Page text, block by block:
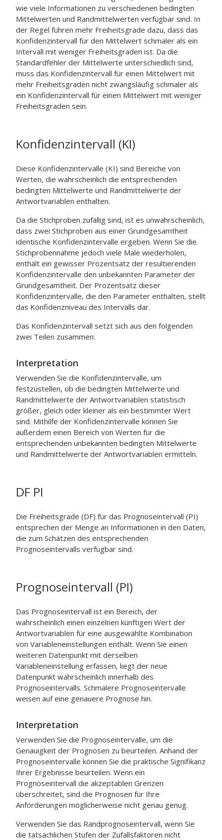
wie viele Informationen zu verschiedenen bedingten
Mittelwerten und Randmittelwerten verfügbar sind. In
der Regel führen mehr Freiheitsgrade dazu, dass das
Konfidenzintervall für den Mittelwert schmaler als ein
Intervall mit weniger Freiheitsgraden ist. Da die
Standardfehler der Mittelwerte unterschiedlich sind,
muss das Konfidenzintervall für einen Mittelwert mit
mehr Freiheitsgraden nicht zwangsläufig schmaler als
ein Konfidenzintervall für einen Mittelwert mit weniger
Freiheitsgraden sein.
Konfidenzintervall (KI)
Diese Konfidenzintervalle (KI) sind Bereiche von
Werten, die wahrscheinlich die entsprechenden
bedingten Mittelwerte und Randmittelwerte der
Antwortvariablen enthalten.
Da die Stichproben zufällig sind, ist es unwahrscheinlich,
dass zwei Stichproben aus einer Grundgesamtheit
identische Konfidenzintervalle ergeben. Wenn Sie die
Stichprobennahme jedoch viele Male wiederholen,
enthält ein gewisser Prozentsatz der resultierenden
Konfidenzintervalle den unbekannten Parameter der
Grundgesamtheit. Der Prozentsatz dieser
Konfidenzintervalle, die den Parameter enthalten, stellt
das Konfidenzniveau des Intervalls dar.
Das Konfidenzintervall setzt sich aus den folgenden
zwei Teilen zusammen:
Interpretation
Verwenden Sie die Konfidenzintervalle, um
festzustellen, ob die bedingten Mittelwerte und
Randmittelwerte der Antwortvariablen statistisch
größer, gleich oder kleiner als ein bestimmter Wert
sind. Mithilfe der Konfidenzintervalle können Sie
außerdem einen Bereich von Werten für die
entsprechenden unbekannten bedingten Mittelwerte
und Randmittelwerte der Antwortvariablen ermitteln.
DF PI
Die Freiheitsgrade (DF) für das Prognoseintervall (PI)
entsprechen der Menge an Informationen in den Daten,
die zum Schätzen des entsprechenden
Prognoseintervalls verfügbar sind.
Prognoseintervall (PI)
Das Prognoseintervall ist ein Bereich, der
wahrscheinlich einen einzelnen künftigen Wert der
Antwortvariablen für eine ausgewählte Kombination
von Variableneinstellungen enthält. Wenn Sie einen
weiteren Datenpunkt mit derselben
Variableneinstellung erfassen, liegt der neue
Datenpunkt wahrscheinlich innerhalb des
Prognoseintervalls. Schmalere Prognoseintervalle
weisen auf eine genauere Prognose hin.
Interpretation
Verwenden Sie die Prognoseintervalle, um die
Genauigkeit der Prognosen zu beurteilen. Anhand der
Prognoseintervalle können Sie die praktische Signifikanz
Ihrer Ergebnisse beurteilen. Wenn ein
Prognoseintervall die akzeptablen Grenzen
überschreitet, sind die Prognosen für Ihre
Anforderungen möglicherweise nicht genau genug.
Verwenden Sie das Randprognoseintervall, wenn Sie
die tatsächlichen Stufen der Zufallsfaktoren nicht